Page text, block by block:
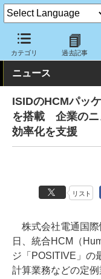
カテゴリ 過去記事
クラウド Watch サー
ニュース
ISIDのHCMパッ
を搭載 企業のニ
効率化を支援
リスト
株式会社電通国際
日、統合HCM（
ジ「POSITIVE」の
計算業務などの定